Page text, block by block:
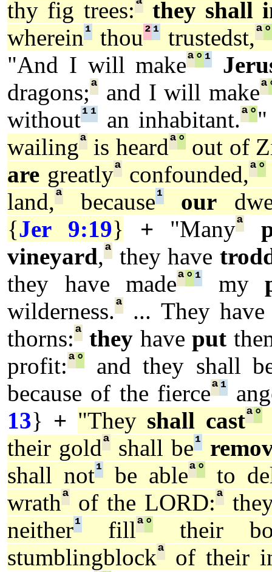
thy fig trees:ª
they shall
wherein¹ thou²¹ trustedst,ª°
"And I will makeª° ¹
dragons;ª and I will makeª
without¹ ¹ an inhabitant.ª°
wailingª is heardª°out of
are greatlyª confounded,ª°
land,ª because¹ our
{Jer 9:19} + "Manyª
vineyard,ª they have
they have madeª° ¹ my
wilderness.ª
... They
thorns:ª they haveput
profit:ª°
and they shall
because of the fierceª¹
13} + "They shall castª°
their goldª shall be¹
shall not¹ be ableª°
to
wrathª of the LORD:ª
neither¹ fillª°
their
stumblingblockª
of their